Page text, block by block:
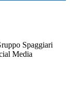
Spaggiari
Media